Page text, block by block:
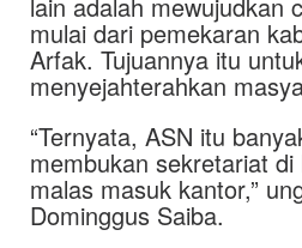
mulai dari pemekaran
Arfak. Tujuannya itu
menyejahterahkan
“Ternyata, ASN itu
membukan sekretariat
malas masuk kantor,”
Dominggus Saiba.